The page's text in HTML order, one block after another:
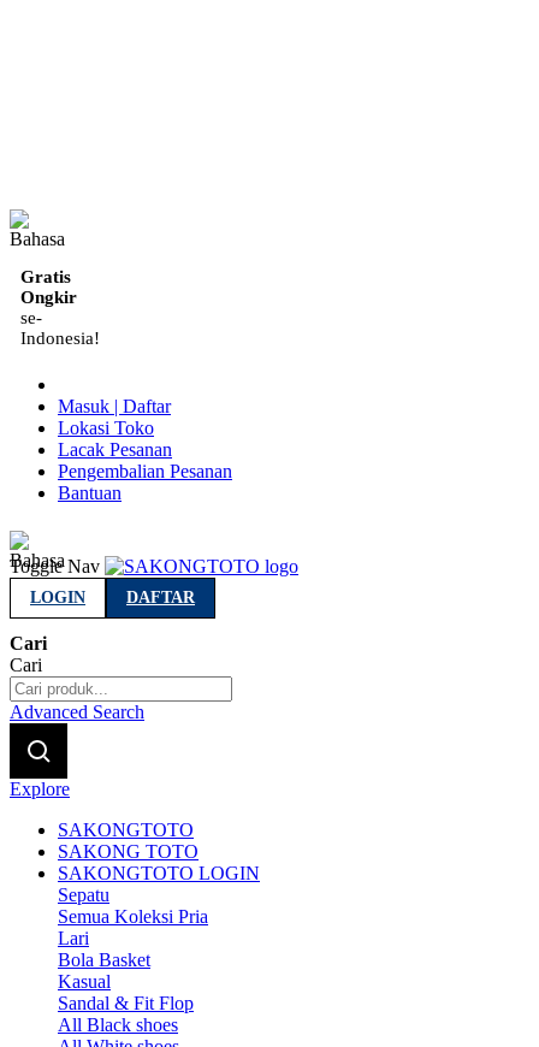
Gratis
Ongkir
se-
Indonesia!
Masuk | Daftar
Lokasi Toko
Lacak Pesanan
Pengembalian Pesanan
Bantuan
Toggle Nav
LOGIN DAFTAR
Cari
Cari
Advanced Search
Explore
SAKONGTOTO
SAKONG TOTO
SAKONGTOTO LOGIN
Sepatu
Semua Koleksi Pria
Lari
Bola Basket
Kasual
Sandal & Fit Flop
All Black shoes